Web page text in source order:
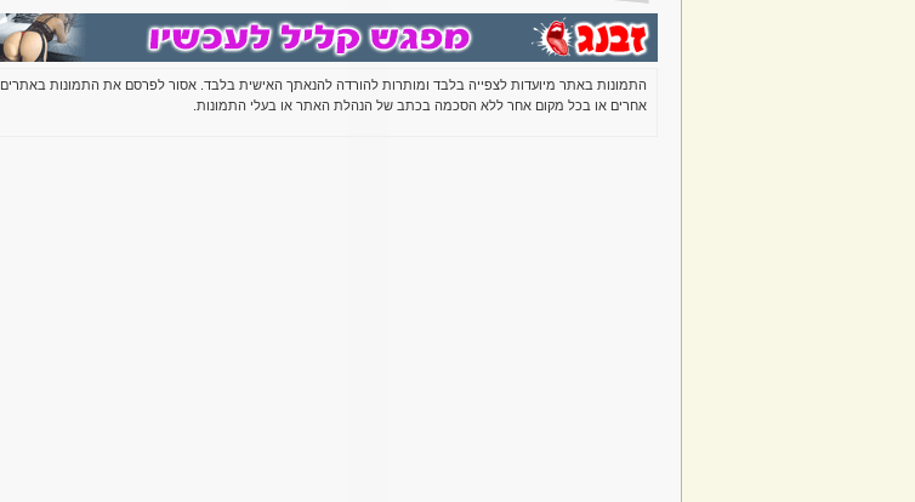
התמונות באתר מיועדות לצפייה בלבד ומותרות להורדה להנאתך האישית בלבד. אסור לפרסם את התמונות באתרים
אחרים או בכל מקום אחר ללא הסכמה בכתב של הנהלת האתר או בעלי התמונות.